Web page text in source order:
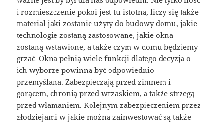
i rozmieszczenie pokoi jest tu istotna, liczy się także
materiał jaki zostanie użyty do budowy domu, jakie
technologie zostaną zastosowane, jakie okna
zostaną wstawione, a także czym w domu będziemy
grzać. Okna pełnią wiele funkcji dlatego decyzja o
ich wyborze powinna być odpowiednio
przemyślana. Zabezpieczają przed zimnem i
gorącem, chronią przed wrzaskiem, a także strzegą
przed włamaniem. Kolejnym zabezpieczeniem przez
złodziejami w jakie można zainwestować są także